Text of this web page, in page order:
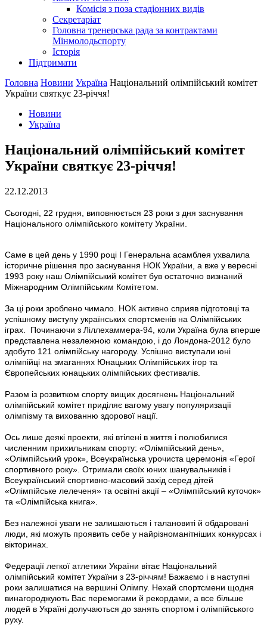
Комісія з поза стадіонних видів
Секретаріат
Головна тренерська рада за контрактами
Мінмолодьспорту
Історія
Підтримати
Головна Новини Україна Національний олімпійський комітет
України святкує 23-річчя!
Новини
Україна
Національний олімпійський комітет
України святкує 23-річчя!
22.12.2013
Сьогодні, 22 грудня, виповнюється 23 роки з дня заснування
Національного олімпійського комітету України.
Саме в цей день у 1990 році І Генеральна асамблея ухвалила
історичне рішення про заснування НОК України, а вже у вересні
1993 року наш Олімпійський комітет був остаточно визнаний
Міжнародним Олімпійським Комітетом.
За ці роки зроблено чимало. НОК активно сприяв підготовці та
успішному виступу українських спортсменів на Олімпійських
іграх. Починаючи з Ліллехаммера-94, коли Україна була вперше
представлена незалежною командою, і до Лондона-2012 було
здобуто 121 олімпійську нагороду. Успішно виступали юні
олімпійці на змаганнях Юнацьких Олімпійських ігор та
Європейських юнацьких олімпійських фестивалів.
Разом із розвитком спорту вищих досягнень Національний
олімпійський комітет приділяє вагому увагу популяризації
олімпізму та вихованню здорової нації.
Ось лише деякі проекти, які втілені в життя і полюбилися
численним прихильникам спорту: «Олімпійський день»,
«Олімпійський урок», Всеукраїнська урочиста церемонія «Герої
спортивного року». Отримали своїх юних шанувальників і
Всеукраїнський спортивно-масовий захід серед дітей
«Олімпійське лелеченя» та освітні акції – «Олімпійський куточок»
та «Олімпійська книга».
Без належної уваги не залишаються і талановиті й обдаровані
люди, які можуть проявить себе у найрізноманітніших конкурсах і
вікторинах.
Федерації легкої атлетики України вітає Національний
олімпійський комітет України з 23-річчям! Бажаємо і в наступні
роки залишатися на вершині Олімпу. Нехай спортсмени щодня
винагороджують Вас перемогами й рекордами, а все більше
людей в Україні долучаються до занять спортом і олімпійського
руху.